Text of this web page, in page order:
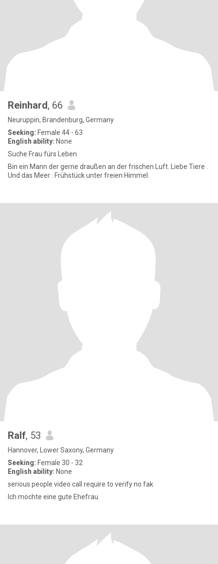
Reinhard, 66
Neuruppin, Brandenburg, Germany
Seeking: Female 44 - 63
English ability: None
Suche Frau fürs Leben
Bin ein Mann der gerne draußen an der frischen Luft. Liebe Tiere .
Und das Meer . Frühstück unter freien Himmel.
Ralf, 53
Hannover, Lower Saxony, Germany
Seeking: Female 30 - 32
English ability: None
serious people video call require to verify no fak
Ich möchte eine gute Ehefrau